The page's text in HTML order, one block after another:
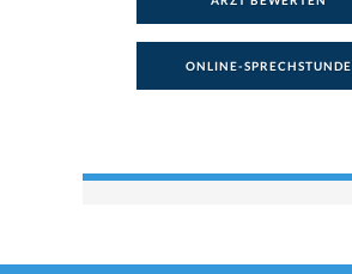
ONLINE-SPRECHSTUNDE